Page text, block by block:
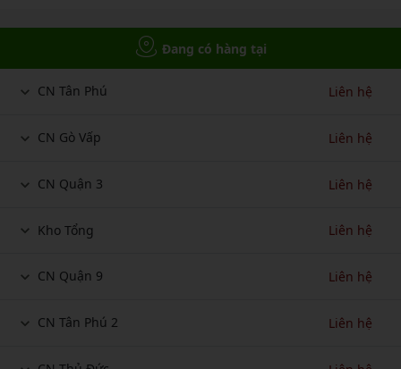
Đang có hàng tại
CN Tân Phú Liên hệ
CN Gò Vấp Liên hệ
CN Quận 3 Liên hệ
Kho Tổng Liên hệ
CN Quận 9 Liên hệ
CN Tân Phú 2 Liên hệ